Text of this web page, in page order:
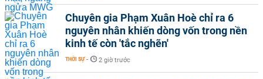
Chuyên gia Phạm Xuân Hoè chỉ ra 6
nguyên nhân khiến dòng vốn trong nền
kinh tế còn 'tắc nghẽn'
THỜI SỰ - 2 giờ trước